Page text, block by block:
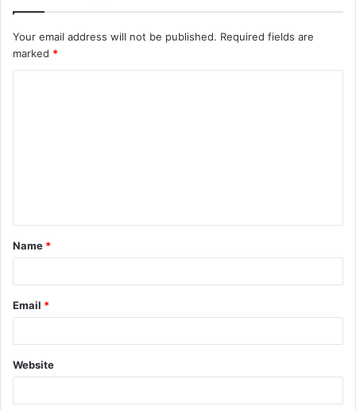
Your email address will not be published. Required fields are
marked *
t
*
Name *
Email *
Website